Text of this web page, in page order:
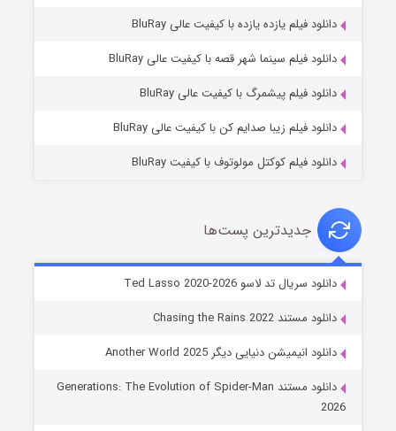
خاندان اژدها فصل ۳
دانلود فیلم یازده یازده با کیفیت عالی BluRay
دانلود فیلم سینما شهر قصه با کیفیت عالی BluRay
دانلود فیلم پیشمرگ با کیفیت عالی BluRay
دانلود فیلم زیبا صدایم کن با کیفیت عالی BluRay
دانلود فیلم کوکتل مولوتوف با کیفیت BluRay
جدیدترین پست‌ها
دانلود سریال تد لاسو Ted Lasso 2020-2026
دانلود مستند Chasing the Rains 2022
دانلود انیمیشن دنیایی دیگر Another World 2025
دانلود مستند Generations: The Evolution of Spider-Man
2026